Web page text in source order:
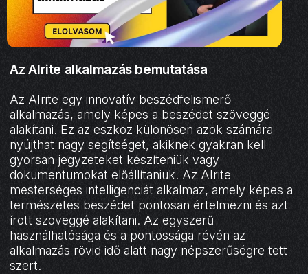
Az AIrite alkalmazás bemutatása
Az AIrite egy innovatív beszédfelismerő
alkalmazás, amely képes a beszédet szöveggé
alakítani. Ez az eszköz különösen azok számára
nyújthat nagy segítséget, akiknek gyakran kell
gyorsan jegyzeteket készíteniük vagy
dokumentumokat előállítaniuk. Az AIrite
mesterséges intelligenciát alkalmaz, amely képes a
természetes beszédet pontosan értelmezni és azt
írott szöveggé alakítani. Az egyszerű
használhatósága és a pontossága révén az
alkalmazás rövid idő alatt nagy népszerűségre tett
szert.